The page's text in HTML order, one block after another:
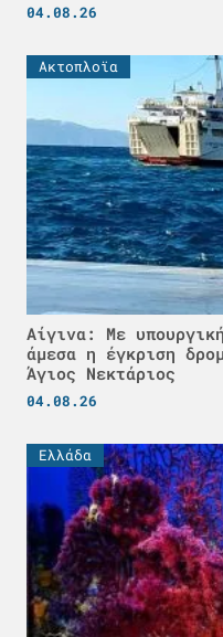
04.08.26
Ακτοπλοϊα
Αίγινα: Με
άμεσα η έγκριση
Άγιος Νεκτάριος
04.08.26
Ελλάδα